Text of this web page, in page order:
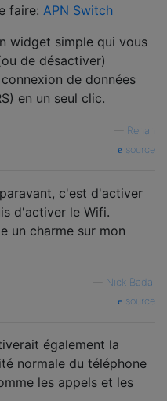
faire: APN Switch
widget simple qui vous
de désactiver)
de données
en un seul clic.
Renan
source
c'est d'activer
d'activer le Wifi.
un charme sur mon
Nick Badal
source
également la
normale du téléphone
les appels et les